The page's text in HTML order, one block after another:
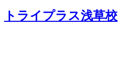
トライプラス浅草校